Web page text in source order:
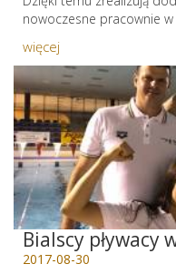
nowoczesne pracownie
więcej
Bialscy pływacy
2017-08-30